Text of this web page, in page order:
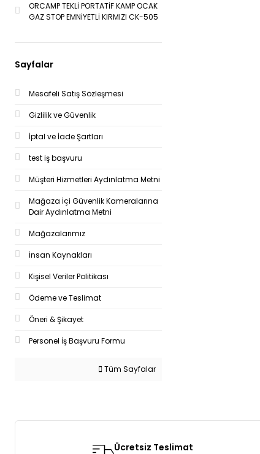
ORCAMP TEKLİ PORTATİF KAMP OCAK
GAZ STOP EMNİYETLİ KIRMIZI CK-505
Sayfalar
Mesafeli Satış Sözleşmesi
Gizlilik ve Güvenlik
İptal ve İade Şartları
test iş başvuru
Müşteri Hizmetleri Aydınlatma Metni
Mağaza İçi Güvenlik Kameralarına
Dair Aydınlatma Metni
Mağazalarımız
İnsan Kaynakları
Kişisel Veriler Politikası
Ödeme ve Teslimat
Öneri & Şikayet
Personel İş Başvuru Formu
Tüm Sayfalar
Ücretsiz Teslimat